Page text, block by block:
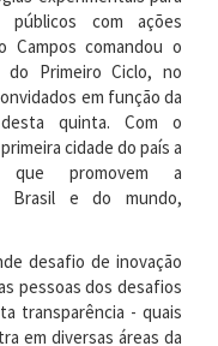
públicos com ações
comandou o
Primeiro Ciclo, no
em função da
quinta. Com o
cidade do país a
que promovem a
Brasil e do mundo,
desafio de inovação
pessoas dos desafios
transparência - quais
em diversas áreas da